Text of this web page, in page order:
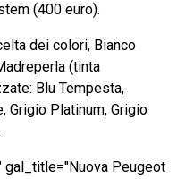
(400 euro).
dei colori, Bianco
(tinta
Blu Tempesta,
Grigio Platinum, Grigio
gal_title="Nuova Peugeot